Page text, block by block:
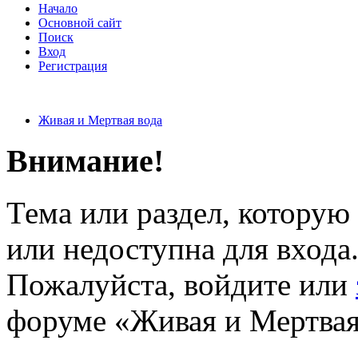
Начало
Основной сайт
Поиск
Вход
Регистрация
Живая и Мертвая вода
Внимание!
Тема или раздел,
или недоступна для входа.
Пожалуйста, войдите или
форуме «Живая и